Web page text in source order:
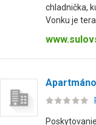
chladnička,
Vonku je tera...